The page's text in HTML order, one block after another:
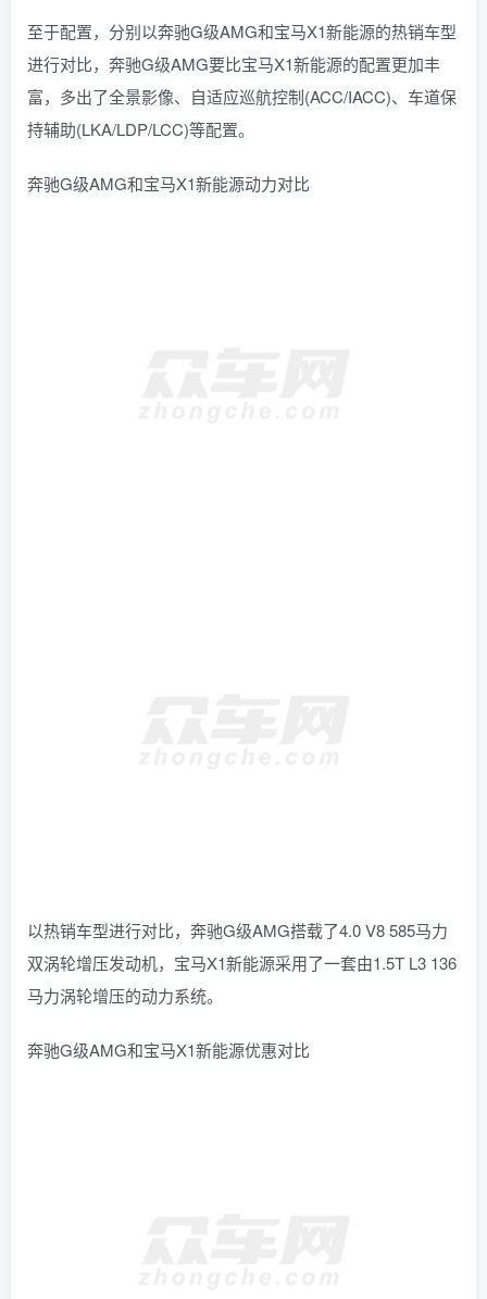
至于配置，分别以奔驰G级AMG和宝马X1新能源的热销车型
进行对比，奔驰G级AMG要比宝马X1新能源的配置更加丰
富，多出了全景影像、自适应巡航控制(ACC/IACC)、车道保
持辅助(LKA/LDP/LCC)等配置。
奔驰G级AMG和宝马X1新能源动力对比
以热销车型进行对比，奔驰G级AMG搭载了4.0 V8 585马力
双涡轮增压发动机，宝马X1新能源采用了一套由1.5T L3 136
马力涡轮增压的动力系统。
奔驰G级AMG和宝马X1新能源优惠对比